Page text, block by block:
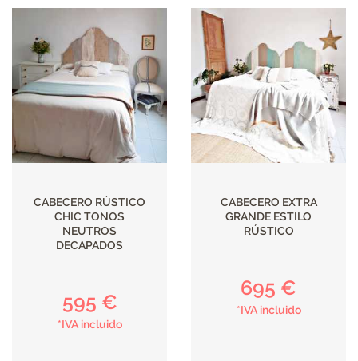
CABECERO RÚSTICO
CHIC TONOS
NEUTROS
DECAPADOS
595 €
*IVA incluido
CABECERO EXTRA
GRANDE ESTILO
RÚSTICO
695 €
*IVA incluido